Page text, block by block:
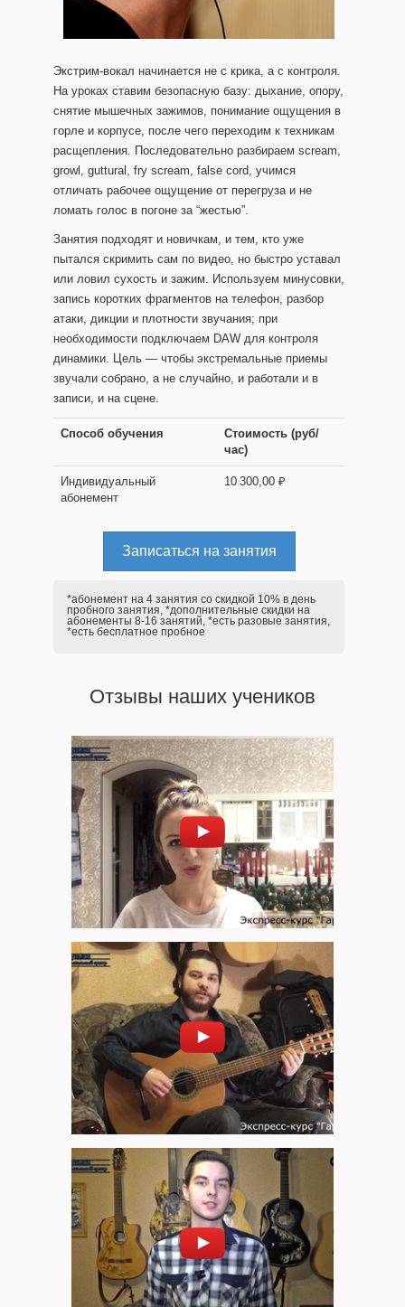
Экстрим-вокал начинается не с крика, а с контроля.
На уроках ставим безопасную базу: дыхание, опору,
снятие мышечных зажимов, понимание ощущения в
горле и корпусе, после чего переходим к техникам
расщепления. Последовательно разбираем scream,
growl, guttural, fry scream, false cord, учимся
отличать рабочее ощущение от перегруза и не
ломать голос в погоне за “жестью”.
Занятия подходят и новичкам, и тем, кто уже
пытался скримить сам по видео, но быстро уставал
или ловил сухость и зажим. Используем минусовки,
запись коротких фрагментов на телефон, разбор
атаки, дикции и плотности звучания; при
необходимости подключаем DAW для контроля
динамики. Цель — чтобы экстремальные приемы
звучали собрано, а не случайно, и работали и в
записи, и на сцене.
Способ обучения
Стоимость (руб/
час)
Индивидуальный
абонемент
10 300,00 ₽
Записаться на занятия
*абонемент на 4 занятия со скидкой 10% в день
пробного занятия, *дополнительные скидки на
абонементы 8-16 занятий, *есть разовые занятия,
*есть бесплатное пробное
Отзывы наших учеников